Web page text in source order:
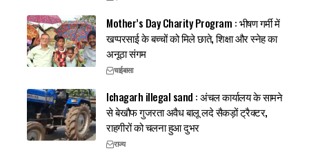
Mother’s Day Charity Program : भीषण गर्मी में
खप्परसाई के बच्चों को मिले छाते, शिक्षा और स्नेह का
अनूठा संगम
चाईबासा
Ichagarh illegal sand : अंचल कार्यालय के सामने
से बेखौफ गुजरता अवैध बालू लदे सैकड़ों ट्रैक्टर,
राहगीरों को चलना हुआ दुभर
राज्य